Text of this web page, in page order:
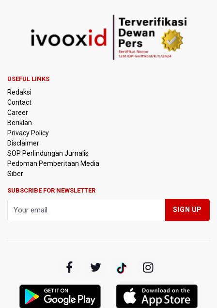
KKI Sebut Ada 10 Nakes Diduga Beri Komentar Nirempati
pada Unggahan Pasien BPJS Kesehatan
Libya
Polisi Selidiki Temuan Senjata Api di Yayasan Sekolah
995 Senjata Api Ditemukan di Sekolah Swasta di Pondok
Pinang, Jakarta Selatan
Pemerintah Gelar Operasi Modifikasi Cuaca Percepat
Pemadaman Karhutla Gunung Bromo
Kemenkeu Ambil Alih 60 Persen Saham KCIC
KPK Sebut Pejabat Kemenhut Diduga Menerima 12.500
Dolar Singapura dari Bupati Kuantan Singingi Nonaktif
Amnesty International Desak Hentikan Sementara dan
USEFUL LINKS
Redaksi
Contact
Career
Beriklan
Privacy Policy
Disclaimer
SOP Perlindungan Jurnalis
Pedoman Pemberitaan Media
Siber
SUBSCRIBE FOR NEWSLETTER